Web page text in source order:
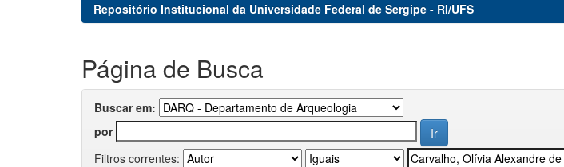
Repositório Institucional da Universidade Federal de Sergipe - RI/UFS
Página de Busca
Buscar em:
por
Filtros correntes: